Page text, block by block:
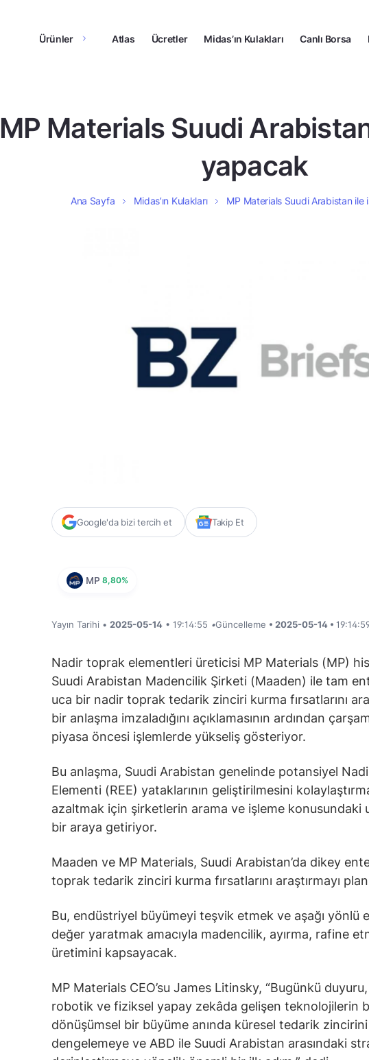
Ürünler Atlas Ücretler Midas’ın Kulakları Canlı Borsa
MP Materials Suudi
yapacak
Ana Sayfa Midas’ın Kulakları MP Materials Suudi Arabistan ile
Google'da bizi tercih et Takip Et
MP 8,80%
Yayın Tarihi • 2025-05-14 • 19:14:55 •Güncelleme • 2025-05-14 •
Nadir toprak elementleri üreticisi MP Materials (MP)
Suudi Arabistan Madencilik Şirketi (Maaden) ile tam
uca bir nadir toprak tedarik zinciri kurma fırsatlarını
bir anlaşma imzaladığını açıklamasının ardından
piyasa öncesi işlemlerde yükseliş gösteriyor.
Bu anlaşma, Suudi Arabistan genelinde potansiyel
Elementi (REE) yataklarının geliştirilmesini
azaltmak için şirketlerin arama ve işleme konusundaki
bir araya getiriyor.
Maaden ve MP Materials, Suudi Arabistan’da dikey
toprak tedarik zinciri kurma fırsatlarını araştırmayı
Bu, endüstriyel büyümeyi teşvik etmek ve aşağı yönlü
değer yaratmak amacıyla madencilik, ayırma, rafine
üretimini kapsayacak.
MP Materials CEO’su James Litinsky, “Bugünkü
robotik ve fiziksel yapay zekâda gelişen teknolojilerin
dönüşümsel bir büyüme anında küresel tedarik
dengelemeye ve ABD ile Suudi Arabistan arasındaki